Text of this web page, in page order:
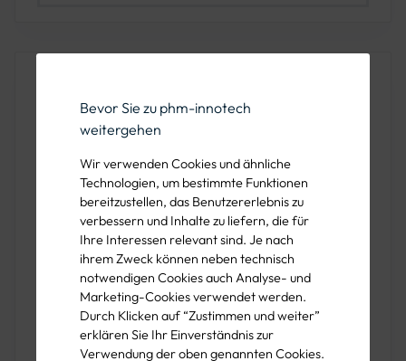
Bevor Sie zu phm-innotech
weitergehen
Wir verwenden Cookies und ähnliche
Technologien, um bestimmte Funktionen
bereitzustellen, das Benutzererlebnis zu
verbessern und Inhalte zu liefern, die für
Ihre Interessen relevant sind. Je nach
ihrem Zweck können neben technisch
notwendigen Cookies auch Analyse- und
Marketing-Cookies verwendet werden.
Durch Klicken auf “Zustimmen und weiter”
erklären Sie Ihr Einverständnis zur
Verwendung der oben genannten Cookies.
Absperrpfosten Ø 108 mm, ortsfest– für die dauerhafte
Sicherung von Verkehrswegen, Zufahrten und
Industrieflächen. Die Befestigung erfolgt durch
Einbetonieren einesintegrierten Erdankers, wodurch
eine standsichere und vandalismussichere Verankerung
gewährleistet ist.
Material:Stahl, feuerverzinkt oder weiß
beschichtet mit rot reflektierenden Streifen
Maße: Ø 108 mm, Gesamtlänge 1300 mm, 900
mm Überflur, 400 mm Unterflur